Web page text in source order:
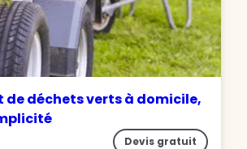
de déchets verts à domicile,
Devis gratuit